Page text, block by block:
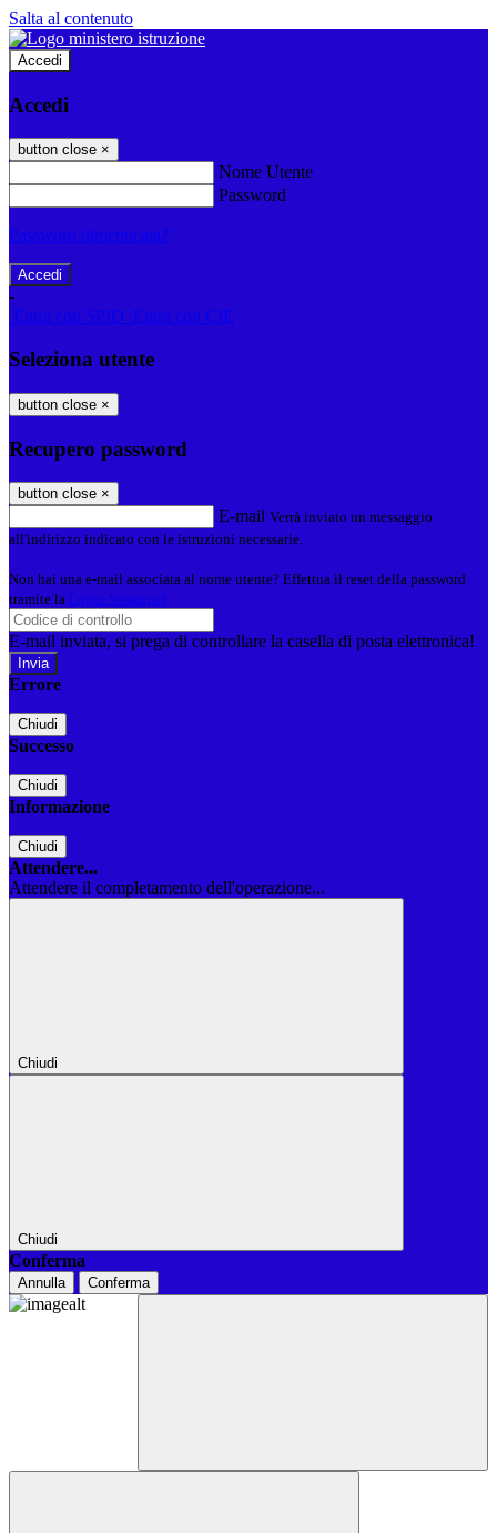
Salta al contenuto
Accedi
Accedi
button close ×
Nome Utente
Password
Password dimenticata?
-
Entra con SPID
Entra con CIE
Seleziona utente
button close ×
Recupero password
button close ×
E-mail Verrà inviato un messaggio
all'indirizzo indicato con le istruzioni necessarie.
Non hai una e-mail associata al nome utente? Effettua il reset della password
tramite la Login Spaggiari
E-mail inviata, si prega di controllare la casella di posta elettronica!
Errore
Chiudi
Successo
Chiudi
Informazione
Chiudi
Attendere...
Attendere il completamento dell'operazione...
Chiudi
Chiudi
Conferma
Annulla Conferma